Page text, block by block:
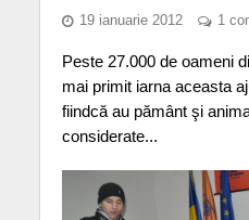
19 ianuarie 2012 1
Peste 27.000 de oameni
mai primit iarna aceasta
fiindcă au pământ şi
considerate...